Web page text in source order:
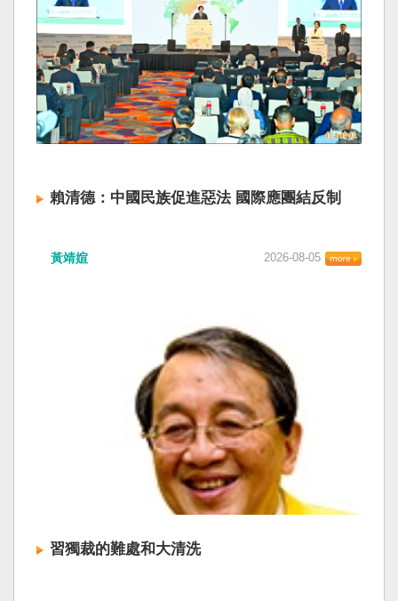
賴清德：中國民族促進惡法 國際應團結反制
「民族團結進步促進法」對各國人民進行政治審
統賴清德昨日於凱達格蘭論壇致詞表示，中國的
「民促法」不僅侵害台灣主權，更透過跨國鎮
壓，對世界各國人民進行政治審查、製造寒蟬效
應，是國際社會應該團結反制的惡法；台灣不會
接受統戰滲透和紅色恐怖、不會坐視中國將壓迫
黑手伸進台灣，或任何自由國家與地區。 不會坐
視北京黑手伸進台灣 賴清德指出，中國上個月不
顧國際反對，實施「民族團結進步促進法」，
「對中政策跨國議會聯盟」（IPAC）隨即發表聲
明，譴責嚴重違反基本人權。他感謝IPAC日本共
同主席中谷元、IPAC執行主任裴倫德昨以行動再
次彰顯這份聲明的立場，很榮幸代表台灣人民接
受IPAC的聲明，台灣會給予堅定的支持，共同捍
黃靖媗 2026-08-05
習獨裁的難處和大清洗